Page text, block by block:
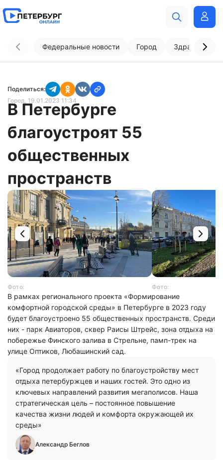
Федеральные новости Город
Поделиться:
Город, 19.01.2023 11:34
В Петербурге
благоустроят 55
общественных
пространств
Фото: Фото:
В рамках регионального проекта «Формирование
комфортной городской среды» в Петербурге в 2023 году
будет благоустроено 55 общественных пространств. Среди
них - парк Авиаторов, сквер Раисы Штрейс, зона отдыха на
побережье Финского залива в Стрельне, памп-трек на
улице Оптиков, Любашинский сад.
«Город продолжает работу по благоустройству мест
отдыха петербуржцев и наших гостей. Это одно из
ключевых направлений развития мегаполисов. Наша
стратегическая цель – постоянное повышение
качества жизни людей и комфорта окружающей их
среды»
Александр Беглов